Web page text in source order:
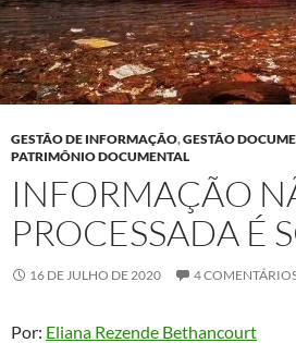
GESTÃO DE INFORMAÇÃO,GESTÃO
PATRIMÔNIO DOCUMENTAL
INFORMAÇÃO
PROCESSADA É
16 DE JULHO DE 2020 4
Por: Eliana Rezende Bethancourt